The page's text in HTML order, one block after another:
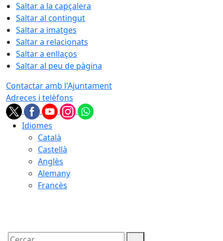
Saltar a la capçalera
Saltar al contingut
Saltar a imatges
Saltar a relacionats
Saltar a enllaços
Saltar al peu de pàgina
Contactar amb l'Ajuntament
Adreces i telèfons
Idiomes
Català
Castellà
Anglès
Alemany
Francès